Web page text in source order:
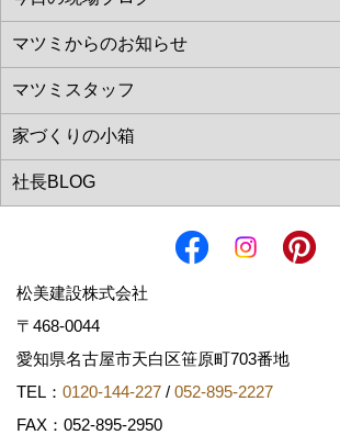
松美建設株式会社
〒468-0044
愛知県名古屋市天白区笹原町703番地
TEL： 0120-144-227 / 052-895-2227
FAX：052-895-2950